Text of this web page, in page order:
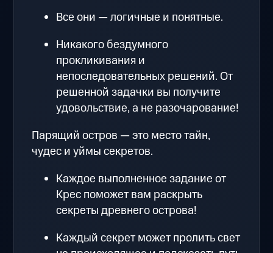
Все они — логичные и понятные.
Никакого бездумного
прокликивания и
непоследовательных решений. От
решенной задачки вы получите
удовольствие, а не разочарование!
Парящий остров — это место тайн,
чудес и уймы секретов.
Каждое выполненное задание от
Крес поможет вам раскрыть
секреты древнего острова!
Каждый секрет может пролить свет